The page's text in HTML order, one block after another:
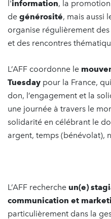
l'information, la
de générosité, mais aussi
organise régulièrement
et des rencontres
L’AFF coordonne le
Tuesday pour la France,
don, l’engagement et la
une journée à travers le
solidarité en célébrant le
argent, temps (bénévolat),
L’AFF recherche un(e)
communication et
particulièrement dans la